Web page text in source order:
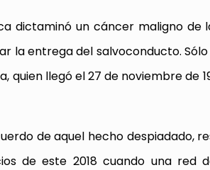
dictaminó un cáncer maligno de
la entrega del salvoconducto.
llegó el 27 de noviembre de
de aquel hecho despiadado,
de este 2018 cuando una red